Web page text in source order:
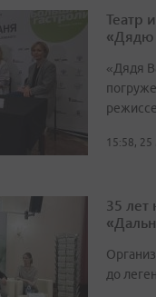
Театр
«Дядя
15:58,
35 лет
до